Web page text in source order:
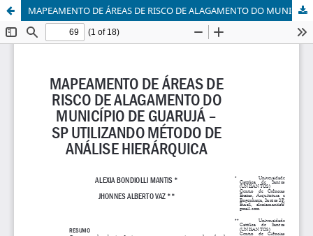
MAPEAMENTO DE ÁREAS DE RISCO DE ALAGAMENTO DO MUNICÍPIO DE GUARUJÁ – SP UTILIZANDO MÉTODO DE ANÁLISE HIERÁRQUICA